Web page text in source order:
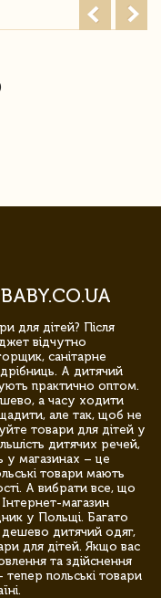
для дітей? Після
відчутно
санітарне
А дитячий
практично оптом.
а часу ходити
але так, щоб не
товари для дітей у
дитячих речей,
у магазинах – це
товари мають
А вибрати все, що
магазин
у Польщі. Багато
дитячий одяг,
для дітей. Якщо вас
та здійснення
польські товари